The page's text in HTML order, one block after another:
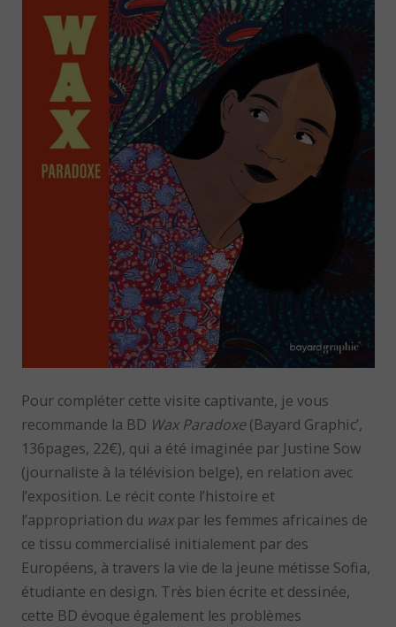
Pour compléter cette visite captivante, je vous
recommande la BD Wax Paradoxe(Bayard Graphic’,
136pages, 22€), qui a été imaginée par Justine Sow
(journaliste à la télévision belge), en relation avec
l’exposition. Le récit conte l’histoire et
l’appropriation du waxpar les femmes africaines de
ce tissu commercialisé initialement par des
Européens, à travers la vie de la jeune métisse Sofia,
étudiante en design. Très bien écrite et dessinée,
cette BD évoque également les problèmes